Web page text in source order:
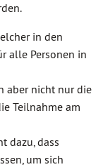
in den
alle Personen in
aber nicht nur die
Teilnahme am
dazu, dass
um sich